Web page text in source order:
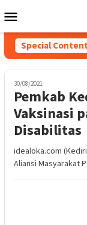
to
contentMenu
Special
Pembuatan
30/08/2021
Pemkab
Vaksinasi
Disabilitas
idealoka.com
Aliansi Masyarakat